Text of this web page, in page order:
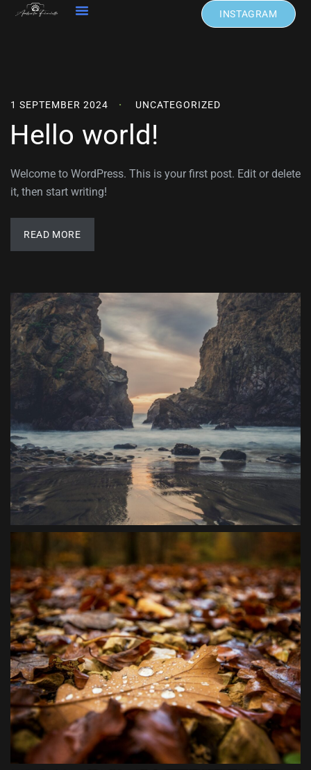
INSTAGRAM
1 SEPTEMBER 2024 UNCATEGORIZED
Hello world!
Welcome to WordPress. This is your first post. Edit or delete
it, then start writing!
READ MORE